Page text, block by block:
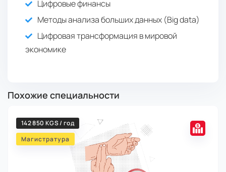
Цифровые финансы
Методы анализа больших данных (Big data)
Цифровая трансформация в мировой
экономике
Похожие специальности
142 850 KGS / год
Магистратура